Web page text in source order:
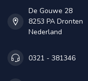
De Gouwe 28
8253 PA Dronten
Nederland
0321 - 381346